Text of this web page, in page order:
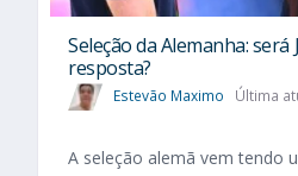
Seleção da Alemanha:
resposta?
Estevão Maximo Última
A seleção alemã vem tendo